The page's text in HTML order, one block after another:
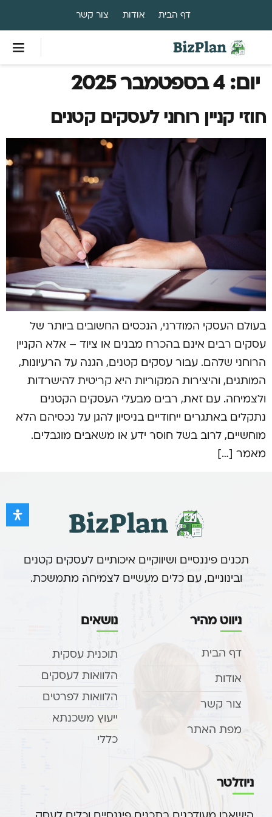
דף הבית אודות צור קשר
יום:4 בספטמבר 2025
חוזי קניין רוחני לעסקים קטנים
בעולם העסקי המודרני, הנכסים החשובים ביותר של
עסקים רבים אינם בהכרח מבנים או ציוד – אלא הקניין
הרוחני שלהם. עבור עסקים קטנים, הגנה על הרעיונות,
המותגים, והיצירות המקוריות היא קריטית להישרדות
ולצמיחה. עם זאת, רבים מבעלי העסקים הקטנים
נתקלים באתגרים ייחודיים בניסיון להגן על נכסיהם הלא
מוחשיים, לרוב בשל חוסר ידע או משאבים מוגבלים.
מאמר […]
תכנים פיננסיים ושיווקיים איכותיים לעסקים קטנים
ובינוניים, עם כלים מעשיים לצמיחה מתמשכת.
ניווט מהיר
דף הבית
אודות
צור קשר
מפת האתר
נושאים
תוכנית עסקית
הלוואות לעסקים
הלוואות לפרטים
ייעוץ משכנתא
כללי
ניוזלטר